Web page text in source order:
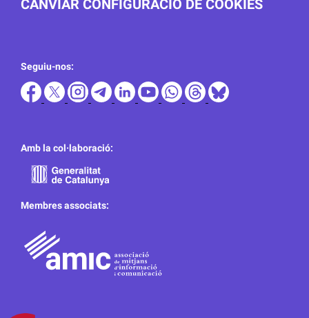
CANVIAR CONFIGURACIÓ DE COOKIES
Seguiu-nos:
Amb la col·laboració:
Membres associats: